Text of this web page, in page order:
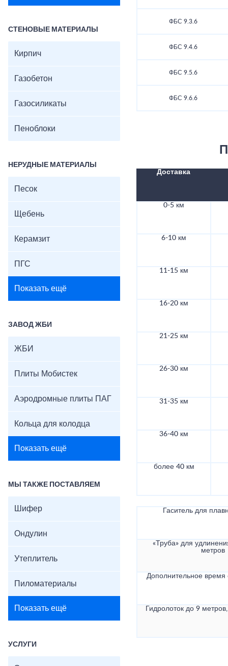
СТЕНОВЫЕ МАТЕРИАЛЫ
Кирпич
Газобетон
Газосиликаты
Пеноблоки
НЕРУДНЫЕ МАТЕРИАЛЫ
Песок
Щебень
Керамзит
ПГС
Показать ещё
ЗАВОД ЖБИ
ЖБИ
Плиты Мобистек
Аэродромные плиты ПАГ
Кольца для колодца
Показать ещё
МЫ ТАКЖЕ ПОСТАВЛЯЕМ
Шифер
Ондулин
Утеплитель
Пиломатериалы
Показать ещё
УСЛУГИ
ФБС 9.3.6
ФБС 9.4.6
ФБС 9.5.6
ФБС 9.6.6
Доставка
0-5 км
6-10 км
11-15 км
16-20 км
21-25 км
26-30 км
31-35 км
36-40 км
более 40 км
Гаситель для
«Труба» для
метров
Дополнительное
Гидролоток до 9